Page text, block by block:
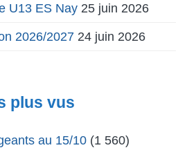
U13 ES Nay 25 juin 2026
2026/2027 24 juin 2026
plus vus
au 15/10 (1 560)